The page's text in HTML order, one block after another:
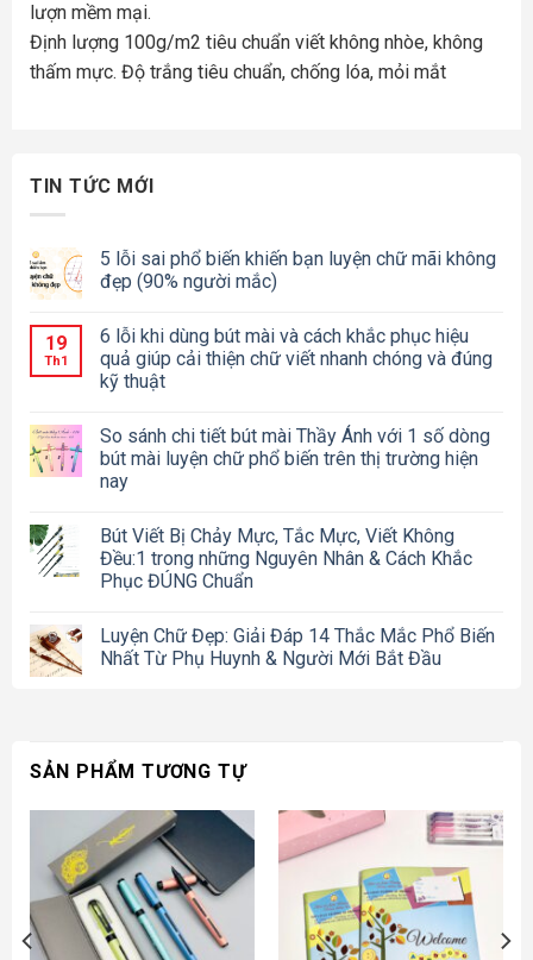
lượn mềm mại.
Định lượng 100g/m2 tiêu chuẩn viết không nhòe, không
thấm mực. Độ trắng tiêu chuẩn, chống lóa, mỏi mắt
TIN TỨC MỚI
5 lỗi sai phổ biến khiến bạn luyện chữ mãi không
đẹp (90% người mắc)
19
Th1
6 lỗi khi dùng bút mài và cách khắc phục hiệu
quả giúp cải thiện chữ viết nhanh chóng và đúng
kỹ thuật
So sánh chi tiết bút mài Thầy Ánh với 1 số dòng
bút mài luyện chữ phổ biến trên thị trường hiện
nay
Bút Viết Bị Chảy Mực, Tắc Mực, Viết Không
Đều:1 trong những Nguyên Nhân & Cách Khắc
Phục ĐÚNG Chuẩn
Luyện Chữ Đẹp: Giải Đáp 14 Thắc Mắc Phổ Biến
Nhất Từ Phụ Huynh & Người Mới Bắt Đầu
SẢN PHẨM TƯƠNG TỰ